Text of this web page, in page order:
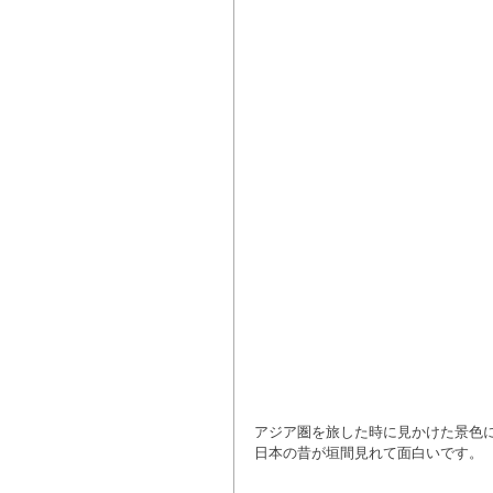
アジア圏を旅した時に見かけた景色
日本の昔が垣間見れて面白いです。